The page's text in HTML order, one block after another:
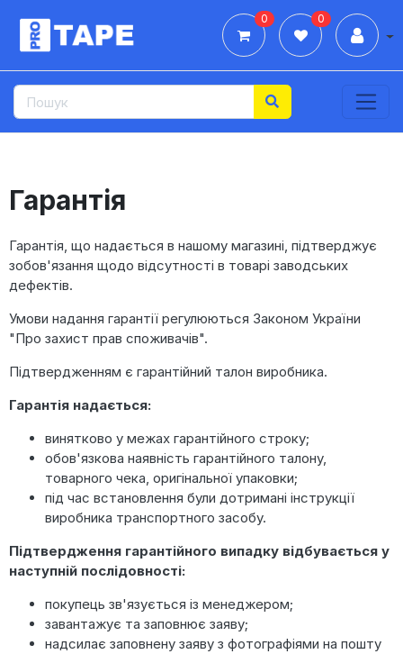
0 0
Гарантія
Гарантія, що надається в нашому магазині, підтверджує
зобов'язання щодо відсутності в товарі заводських
дефектів.
Умови надання гарантії регулюються Законом України
"Про захист прав споживачів".
Підтвердженням є гарантійний талон виробника.
Гарантія надається:
винятково у межах гарантійного строку;
обов'язкова наявність гарантійного талону,
товарного чека, оригінальної упаковки;
під час встановлення були дотримані інструкції
виробника транспортного засобу.
Підтвердження гарантійного випадку відбувається у
наступній послідовності:
покупець зв'язується із менеджером;
завантажує та заповнює заяву;
надсилає заповнену заяву з фотографіями на пошту